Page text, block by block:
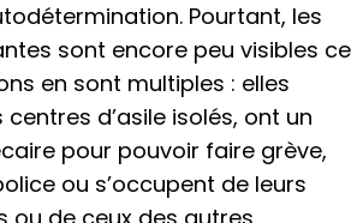
Pourtant, les
sont encore peu visibles ce
en sont multiples : elles
d’asile isolés, ont un
pour pouvoir faire grève,
ou s’occupent de leurs